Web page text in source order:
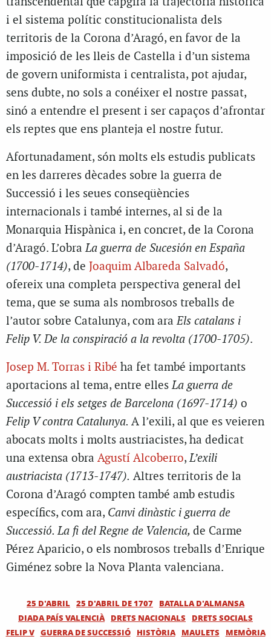
i el sistema polític constitucionalista dels
territoris de la Corona d’Aragó, en favor de la
imposició de les lleis de Castella i d’un sistema
de govern uniformista i centralista, pot ajudar,
sens dubte, no sols a conéixer el nostre passat,
sinó a entendre el present i ser capaços d’afrontar
els reptes que ens planteja el nostre futur.
Afortunadament, són molts els estudis publicats
en les darreres dècades sobre la guerra de
Successió i les seues conseqüències
internacionals i també internes, al si de la
Monarquia Hispànica i, en concret, de la Corona
d’Aragó. L’obraLa guerra de Sucesión en España
(1700-1714), de Joaquim Albareda Salvadó,
ofereix una completa perspectiva general del
tema, que se suma als nombrosos treballs de
l’autor sobre Catalunya, com araEls catalans i
Felip V. De la conspiració a la revolta (1700-1705).
Josep M. Torras i Ribé ha fet també importants
aportacions al tema, entre ellesLa guerra de
Successió i els setges de Barcelona (1697-1714) o
Felip V contra Catalunya. A l’exili, al que es veieren
abocats molts i molts austriacistes, ha dedicat
una extensa obra Agustí Alcoberro,L’exili
austriacista (1713-1747). Altres territoris de la
Corona d’Aragó compten també amb estudis
específics, com ara, Canvi dinàstic i guerra de
Successió. La fi del Regne de Valencia, de Carme
Pérez Aparicio, o els nombrosos treballs d’Enrique
Giménez sobre la Nova Planta valenciana.
25 D'ABRIL 25 D'ABRIL DE 1707
BATALLA D'ALMANSA
DIADA PAÍS VALENCIÀ
DRETS NACIONALS
DRETS SOCIALS
FELIP V GUERRA DE SUCCESSIÓ HISTÒRIA MAULETS
MEMÒRIA